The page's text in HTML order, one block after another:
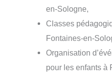
en-Sologne,
Classes
Fontaines-en-
Organisation
pour les enfants à